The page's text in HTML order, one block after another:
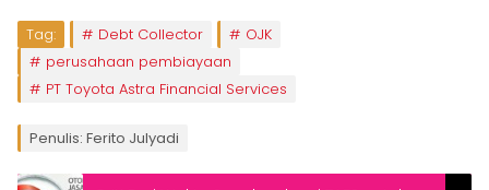
Tag: Debt Collector
OJK
perusahaan pembiayaan
PT Toyota Astra Financial Services
Penulis: Ferito Julyadi